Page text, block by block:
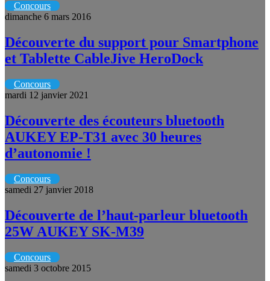
Concours
dimanche 6 mars 2016
Découverte du support pour Smartphone
et Tablette CableJive HeroDock
Concours
mardi 12 janvier 2021
Découverte des écouteurs bluetooth
AUKEY EP-T31 avec 30 heures
d’autonomie !
Concours
samedi 27 janvier 2018
Découverte de l’haut-parleur bluetooth
25W AUKEY SK-M39
Concours
samedi 3 octobre 2015